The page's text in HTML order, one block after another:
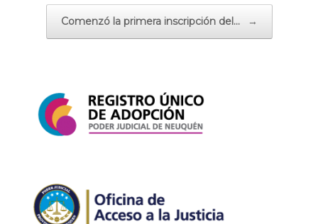
Comenzó la primera inscripción del… →